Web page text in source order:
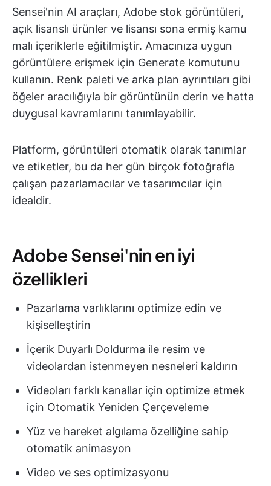
Sensei'nin AI araçları, Adobe stok görüntüleri,
açık lisanslı ürünler ve lisansı sona ermiş kamu
malı içeriklerle eğitilmiştir. Amacınıza uygun
görüntülere erişmek için Generate komutunu
kullanın. Renk paleti ve arka plan ayrıntıları gibi
öğeler aracılığıyla bir görüntünün derin ve hatta
duygusal kavramlarını tanımlayabilir.
Platform, görüntüleri otomatik olarak tanımlar
ve etiketler, bu da her gün birçok fotoğrafla
çalışan pazarlamacılar ve tasarımcılar için
idealdir.
Adobe Sensei'nin en iyi
özellikleri
Pazarlama varlıklarını optimize edin ve
kişiselleştirin
İçerik Duyarlı Doldurma ile resim ve
videolardan istenmeyen nesneleri kaldırın
Videoları farklı kanallar için optimize etmek
için Otomatik Yeniden Çerçeveleme
Yüz ve hareket algılama özelliğine sahip
otomatik animasyon
Video ve ses optimizasyonu